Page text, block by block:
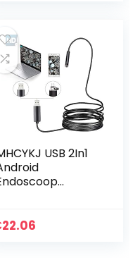
USB 2In1
5.5Mm
22.06